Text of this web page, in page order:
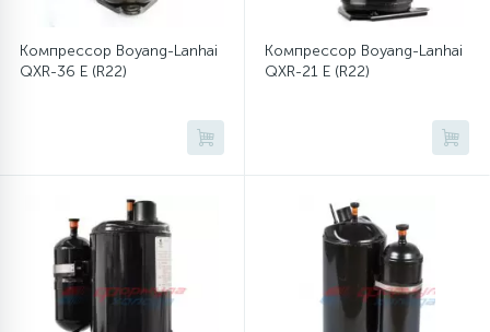
Шланги залива
9
Шланги слива
Щетки двигателя
Электронные модули
Компрессор Boyang-Lanhai
QXR-36 E (R22)
Компрессор Boyang-Lanhai
QXR-21 E (R22)